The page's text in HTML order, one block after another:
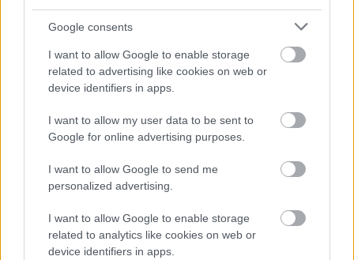
Google consents
I want to allow Google to enable storage
related to advertising like cookies on web or
device identifiers in apps.
I want to allow my user data to be sent to
Google for online advertising purposes.
I want to allow Google to send me
personalized advertising.
I want to allow Google to enable storage
related to analytics like cookies on web or
device identifiers in apps.
Na Morave prerobila
nepoznanie: Keď
vojdete dnu, zabudnete,
S motorovou pílou sa
Slovák sa nebál a v
duchu tradícií